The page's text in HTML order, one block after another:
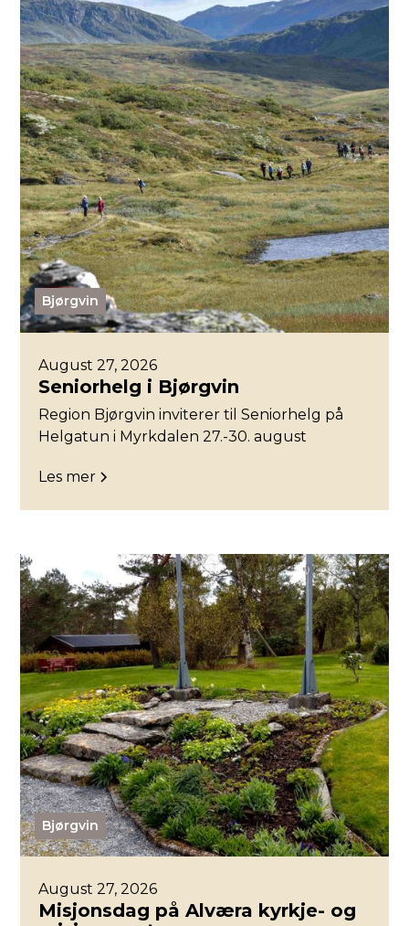
Bjørgvin
August 27, 2026
Seniorhelg i Bjørgvin
Region Bjørgvin inviterer til Seniorhelg på
Helgatun i Myrkdalen 27.-30. august
Les mer
Bjørgvin
August 27, 2026
Misjonsdag på Alværa kyrkje- og